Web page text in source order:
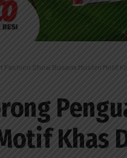
Show Busana Muslim Motif
Khas